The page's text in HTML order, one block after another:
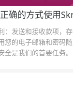
确的方式使用
：发送和接收款项，
您的电子邮箱和密码
全是我们的首要任务